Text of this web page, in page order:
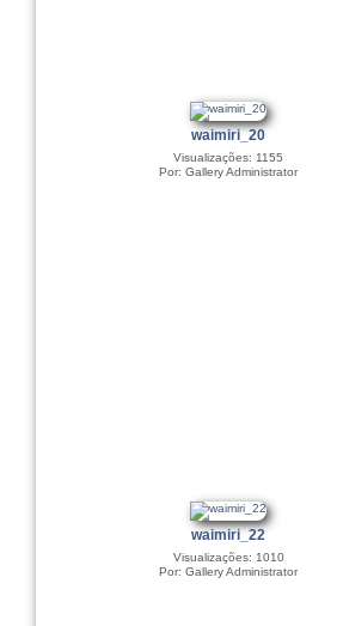
waimiri_20
Visualizações: 1155
Por: Gallery Administrator
waimiri_22
Visualizações: 1010
Por: Gallery Administrator